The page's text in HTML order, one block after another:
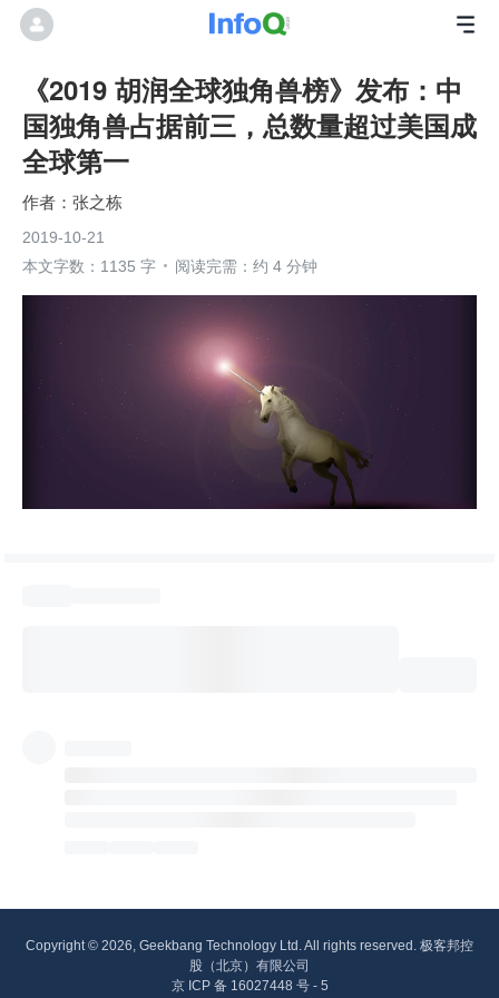
《2019 胡润全球独角兽榜》发布：中
国独角兽占据前三，总数量超过美国成
全球第一
张之栋
2019-10-21
本文字数：1135 字
阅读完需：约 4 分钟
Copyright © 2026, Geekbang Technology Ltd. All rights reserved. 极客邦控
股（北京）有限公司
京 ICP 备 16027448 号 - 5